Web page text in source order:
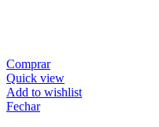
Comprar
Quick view
Add to wishlist
Fechar